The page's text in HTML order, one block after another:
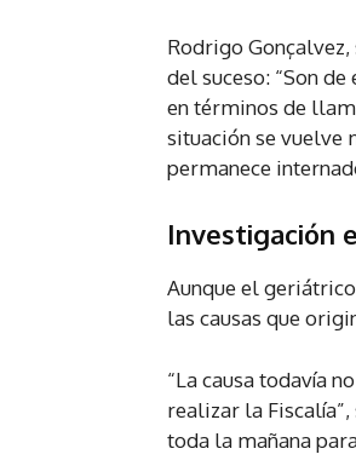
Rodrigo
del suceso: “Son
en términos de
situación se vuelve
permanece
Investigación
Aunque el
las causas que
“La causa todavía
realizar la
toda la mañana